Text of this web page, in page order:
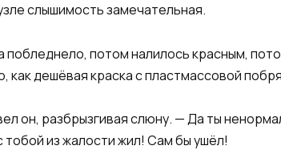
слышимость замечательная.
потом налилось красным,
как дешёвая краска с пластмассовой
он, разбрызгивая слюну. — Да ты
из жалости жил! Сам бы ушёл!